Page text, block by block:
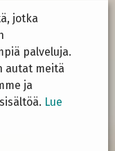
jotka
palveluja.
autat meitä
ja
Lue